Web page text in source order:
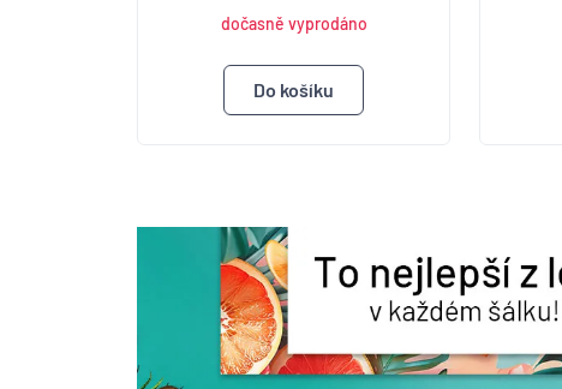
dočasně vyprodáno